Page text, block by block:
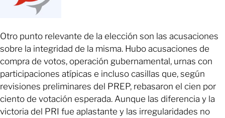
Otro punto relevante de la elección son las acusaciones
sobre la integridad de la misma. Hubo acusaciones de
compra de votos, operación gubernamental, urnas con
participaciones atípicas e incluso casillas que, según
revisiones preliminares del PREP, rebasaron el cien por
ciento de votación esperada. Aunque las diferencia y la
victoria del PRI fue aplastante y las irregularidades no